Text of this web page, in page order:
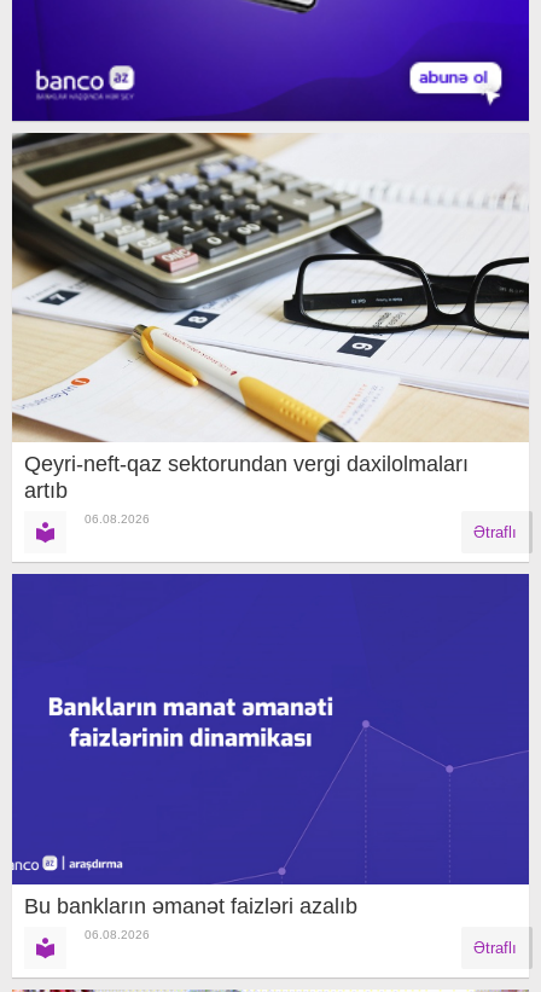
Qeyri-neft-qaz sektorundan vergi daxilolmaları
artıb
06.08.2026
Ətraflı
Bu bankların əmanət faizləri azalıb
06.08.2026
Ətraflı